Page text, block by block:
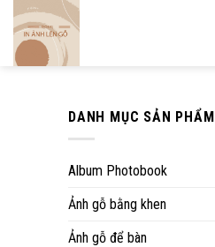
Skip
content
DANH MỤC SẢN PHẨM
Album Photobook
Ảnh gỗ bằng khen
Ảnh gỗ để bàn